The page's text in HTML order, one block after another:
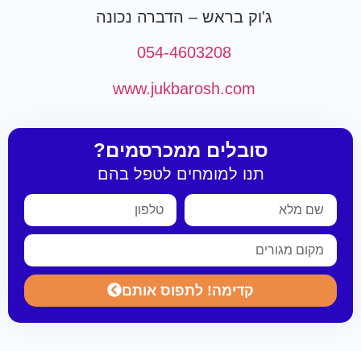
ג'וק בראש – הדברה נכונה
054-4603208
www.jukbarosh.com
סובלים ממכרסמים?
תנו למומחים לטפל בהם
קדימה! לתפוס אותם